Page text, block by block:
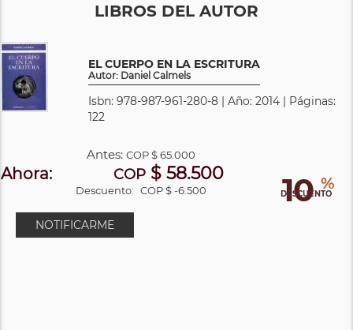
LIBROS DEL AUTOR
EL CUERPO EN LA ESCRITURA
Autor: Daniel Calmels
Isbn: 978-987-961-280-8 | Año: 2014 | Páginas:
122
10 %
DESCUENTO
Antes:COP$ 65.000
Ahora: COP $ 58.500
Descuento: COP $ -6.500
NOTIFICARME